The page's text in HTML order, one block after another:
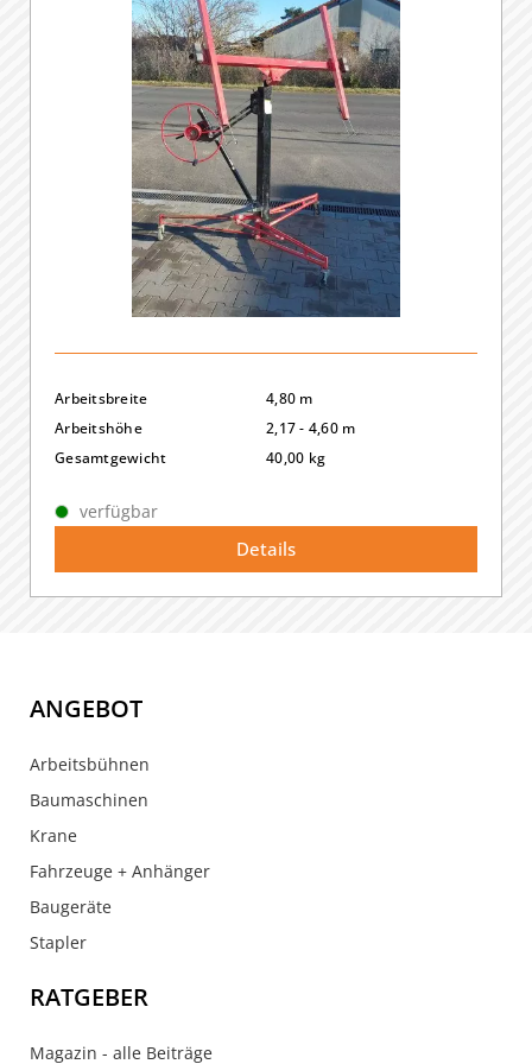
Gesamtgewicht
Antriebsart
Grundmaße
Arbeitsbreite
4,80 m
Arbeitshöhe
2,17 - 4,60 m
Gesamtgewicht
40,00 kg
verfügbar
Details
ANGEBOT
Arbeitsbühnen
Baumaschinen
Krane
Fahrzeuge + Anhänger
Baugeräte
Stapler
RATGEBER
Magazin - alle Beiträge